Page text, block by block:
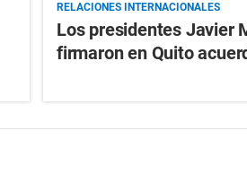
RELACIONES INTERNACIONALES
Los presidentes Javier
firmaron en Quito